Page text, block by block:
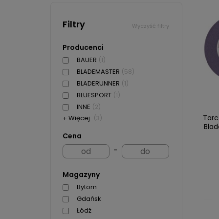
Filtry Wyczyść filtry
Producenci
BAUER (1)
BLADEMASTER (58)
BLADERUNNER (1)
BLUESPORT (1)
INNE (2)
+ Więcej (3)
Cena
-
Magazyny
Bytom
Gdańsk
Łódź